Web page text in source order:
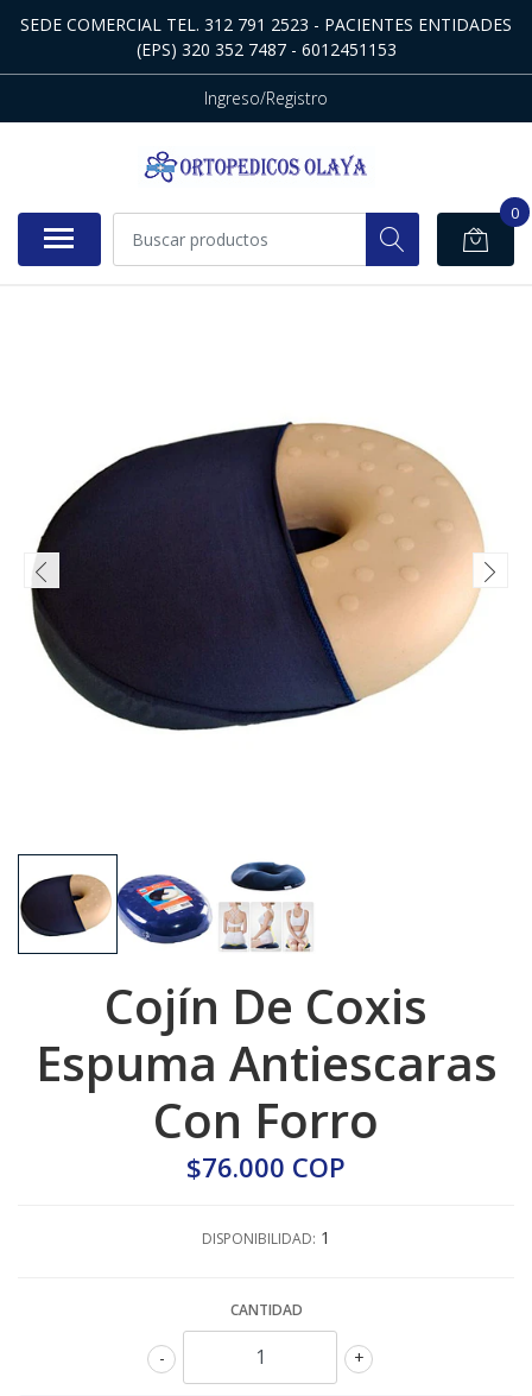
SEDE COMERCIAL TEL. 312 791 2523 - PACIENTES ENTIDADES
(EPS) 320 352 7487 - 6012451153
Ingreso/Registro
0
Cojín De Coxis
Espuma Antiescaras
Con Forro
$76.000 COP
DISPONIBILIDAD: 1
CANTIDAD
+
-